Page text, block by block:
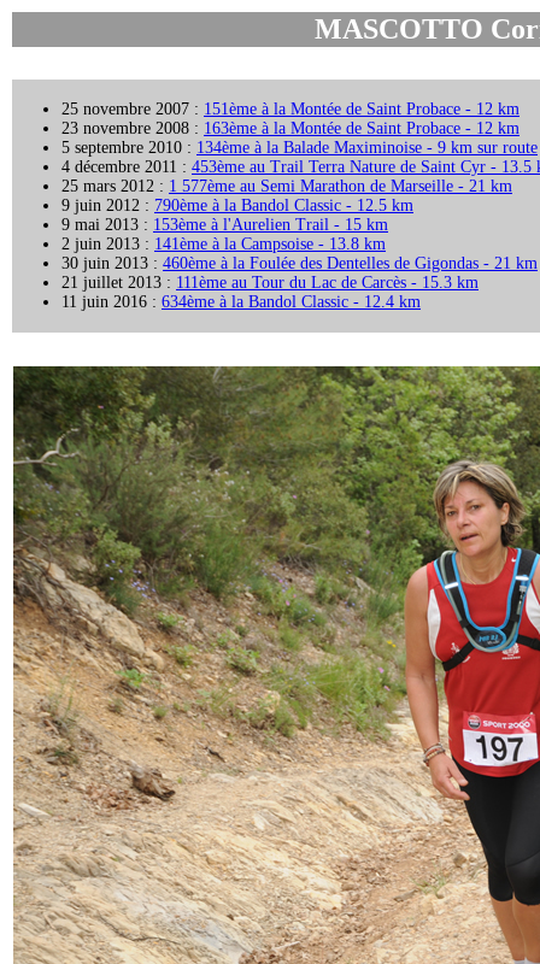
MASCOTTO
25 novembre 2007 : 151ème à la Montée de Saint Probace - 12 km
23 novembre 2008 : 163ème à la Montée de Saint Probace - 12 km
5 septembre 2010 : 134ème à la Balade Maximinoise - 9 km sur route
4 décembre 2011 : 453ème au Trail Terra Nature de Saint Cyr - 13.5
25 mars 2012 : 1 577ème au Semi Marathon de Marseille - 21 km
9 juin 2012 : 790ème à la Bandol Classic - 12.5 km
9 mai 2013 : 153ème à l'Aurelien Trail - 15 km
2 juin 2013 : 141ème à la Campsoise - 13.8 km
30 juin 2013 : 460ème à la Foulée des Dentelles de Gigondas - 21 km
21 juillet 2013 : 111ème au Tour du Lac de Carcès - 15.3 km
11 juin 2016 : 634ème à la Bandol Classic - 12.4 km